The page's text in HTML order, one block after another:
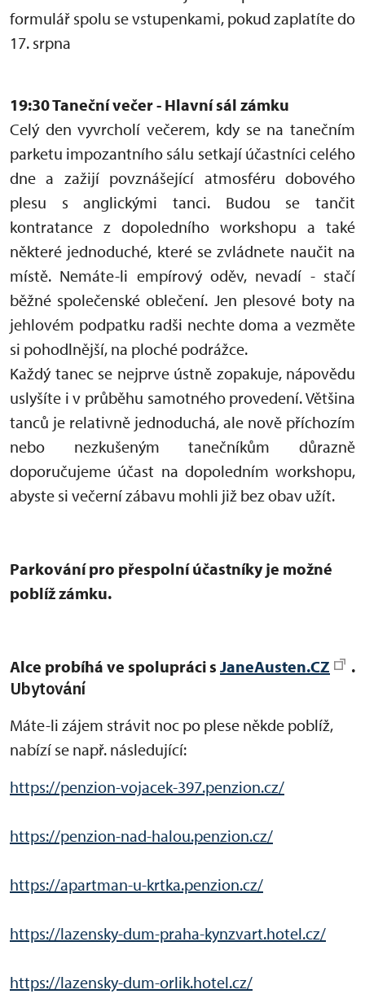
formulář spolu se vstupenkami, pokud zaplatíte do
17. srpna
19:30 Taneční večer - Hlavní sál zámku
Celý den vyvrcholí večerem, kdy se na tanečním
parketu impozantního sálu setkají účastníci celého
dne a zažijí povznášející atmosféru dobového
plesu s anglickými tanci. Budou se tančit
kontratance z dopoledního workshopu a také
některé jednoduché, které se zvládnete naučit na
místě. Nemáte-li empírový oděv, nevadí - stačí
běžné společenské oblečení. Jen plesové boty na
jehlovém podpatku radši nechte doma a vezměte
si pohodlnější, na ploché podrážce.
Každý tanec se nejprve ústně zopakuje, nápovědu
uslyšíte i v průběhu samotného provedení. Většina
tanců je relativně jednoduchá, ale nově příchozím
nebo nezkušeným tanečníkům důrazně
doporučujeme účast na dopoledním workshopu,
abyste si večerní zábavu mohli již bez obav užít.
Parkování pro přespolní účastníky je možné
poblíž zámku.
Alce probíhá ve spolupráci s JaneAusten.CZ .
Ubytování
Máte-li zájem strávit noc po plese někde poblíž,
nabízí se např. následující:
https://penzion-vojacek-397.penzion.cz/
https://penzion-nad-halou.penzion.cz/
https://apartman-u-krtka.penzion.cz/
https://lazensky-dum-praha-kynzvart.hotel.cz/
https://lazensky-dum-orlik.hotel.cz/